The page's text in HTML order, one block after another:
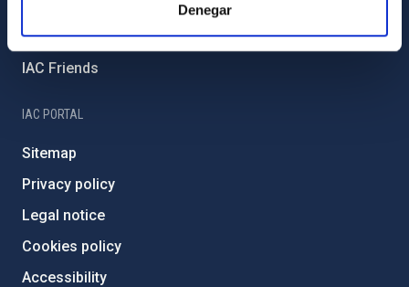
Denegar
Severo Ochoa Programme
IAC Friends
IAC PORTAL
Sitemap
Privacy policy
Legal notice
Cookies policy
Accessibility